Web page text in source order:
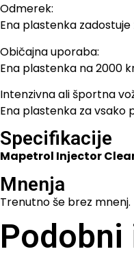
Odmerek:
Ena plastenka
Običajna uporaba:
Ena plastenka na 2000
Intenzivna ali športna
Ena plastenka za vsako
Specifikacije
Mapetrol Injector
Mnenja
Trenutno še brez mnenj.
Podobni